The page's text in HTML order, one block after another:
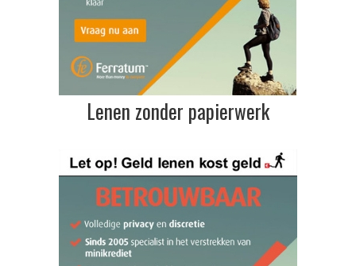
Lenen zonder papierwerk